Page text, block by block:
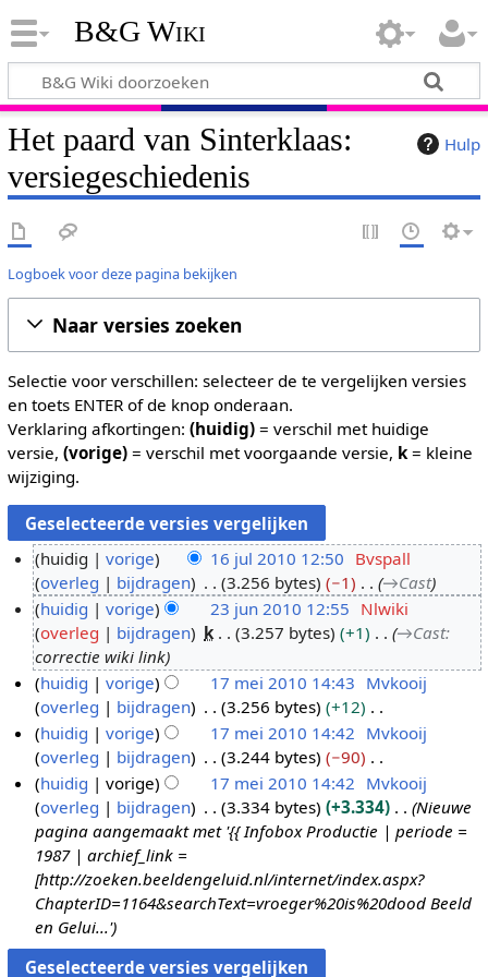
B&G Wiki
Hulp
Het paard van Sinterklaas:
versiegeschiedenis
Logboek voor deze pagina bekijken
Naar versies zoeken
Selectie voor verschillen: selecteer de te vergelijken versies
en toets ENTER of de knop onderaan.
Verklaring afkortingen: (huidig)= verschil met huidige
versie, (vorige)= verschil met voorgaande versie, k= kleine
wijziging.
6
0
0
huidig vorige 16 jul 2010 12:50 Bvspall
overleg
bijdragen 3.256 bytes −1 →Cast
n
0
huidig vorige 23 jun 2010 12:55 Nlwiki
overleg
bijdragen k 3.257 bytes +1 →Cast:
correctie wiki link
7
e
huidig vorige 17 mei 2010 14:43 Mvkooij
overleg
bijdragen 3.256 bytes
+12
G
e
e
n
b
e
w
e
r
k
i
huidig vorige 17 mei 2010 14:42 Mvkooij
overleg
bijdragen 3.244 bytes
−90
G
e
e
n
b
e
w
e
r
huidig vorige 17 mei 2010 14:42 Mvkooij
overleg
bijdragen 3.334 bytes +3.334
Nieuwe
pagina aangemaakt met '{{ Infobox Productie | periode =
1987 | archief_link =
[http://zoeken.beeldengeluid.nl/internet/index.aspx?
ChapterID=1164&searchText=vroeger%20is%20dood Beeld
en Gelui...'